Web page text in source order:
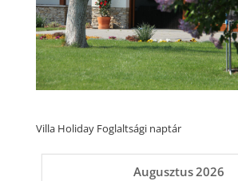
Villa Holiday Foglaltsági naptár
Augusztus2026